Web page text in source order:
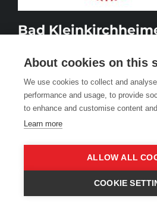
Bad
Österreich
About cookies on this
We use cookies to collect and
performance and usage, to provide
to enhance and customise content
Learn more
ALLOW ALL
COOKIE